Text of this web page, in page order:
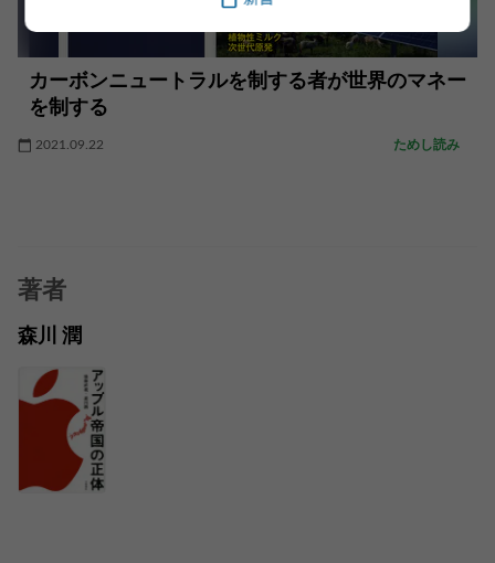
カーボンニュートラルを制する者が世界のマネー
を制する
2021.09.22 ためし読み
著者
森川 潤